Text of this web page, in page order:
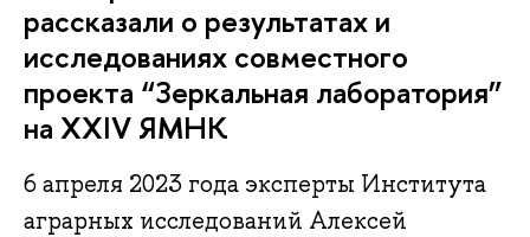
рассказали о результатах и
исследованиях совместного
проекта “Зеркальная лаборатория”
на XXIV ЯМНК
6 апреля 2023 года эксперты Института
аграрных исследований Алексей